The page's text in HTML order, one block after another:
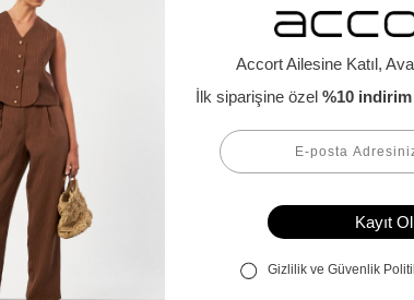
Alışveriş Bilgileri
Kargom Nerede
Hesabım